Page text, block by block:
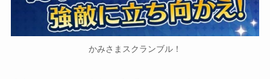
かみさまスクランブル！